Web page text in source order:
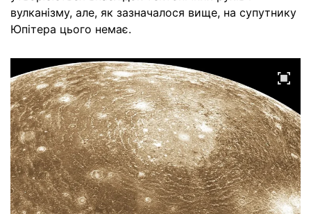
вулканізму, але, як зазначалося вище, на супутнику
Юпітера цього немає.